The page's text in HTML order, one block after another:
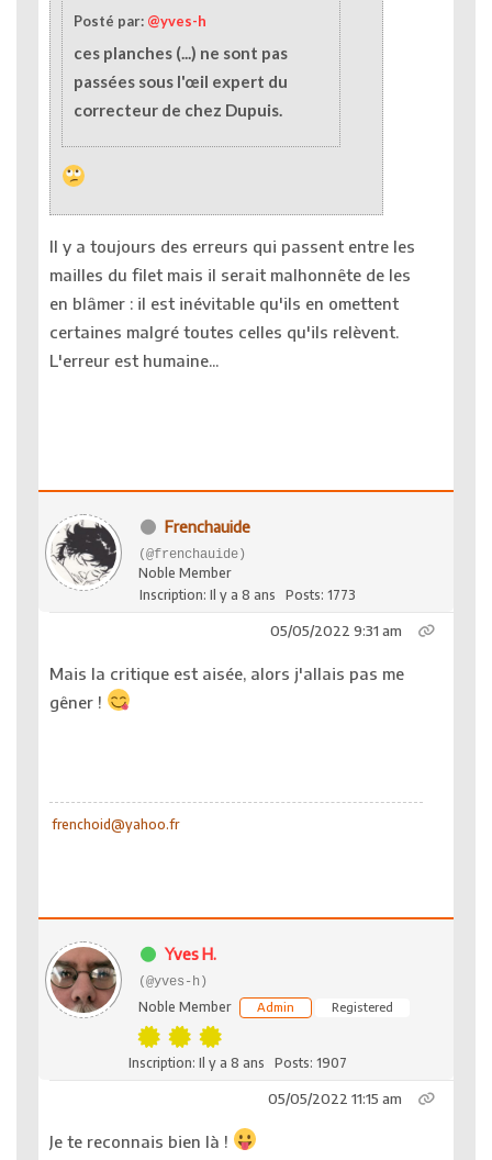
Posté par: @yves-h
ces planches (...) ne sont pas
passées sous l'œil expert du
correcteur de chez Dupuis.
Il y a toujours des erreurs qui passent entre les
mailles du filet mais il serait malhonnête de les
en blâmer : il est inévitable qu'ils en omettent
certaines malgré toutes celles qu'ils relèvent.
L'erreur est humaine...
Frenchauide
(@frenchauide)
Noble Member
Inscription: Il y a 8 ans
Posts: 1773
05/05/2022 9:31 am
Mais la critique est aisée, alors j'allais pas me
gêner !
frenchoid@yahoo.fr
Yves H.
(@yves-h)
Noble Member Admin Registered
Inscription: Il y a 8 ans Posts: 1907
05/05/2022 11:15 am
Je te reconnais bien là !